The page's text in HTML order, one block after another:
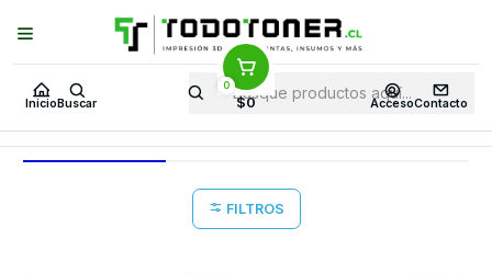
Inicio Buscar
0
$0 AccesoContacto
Puedes Elegir: Comprar enTienda· Despachoa Todo Chile · Retiro en
Tienda en24 Horas
Inicio Todo 3D FILAMENTOS TODO ABS ABS CREALITY
CREALITY
FILTROS